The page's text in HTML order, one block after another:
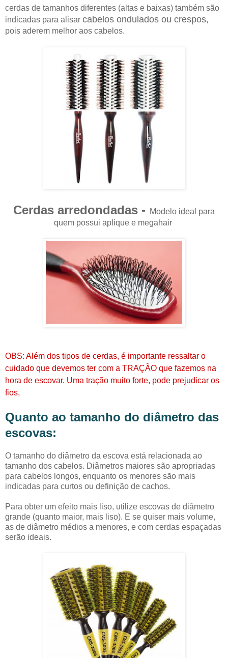
cerdas de tamanhos diferentes (altas e baixas) também são
indicadas para alisar cabelos ondulados ou crespos,
pois aderem melhor aos cabelos.
Cerdas arredondadas - Modelo ideal para
quem possui aplique e megahair
OBS: Além dos tipos de cerdas, é importante ressaltar o
cuidado que devemos ter com a TRAÇÃO que fazemos na
hora de escovar. Uma tração muito forte, pode prejudicar os
fios,
Quanto ao tamanho do diâmetro das
escovas:
O tamanho do diâmetro da escova está relacionada ao
tamanho dos cabelos. Diâmetros maiores são apropriadas
para cabelos longos, enquanto os menores são mais
indicadas para curtos ou definição de cachos.
Para obter um efeito mais liso, utilize escovas de diâmetro
grande (quanto maior, mais liso). E se quiser mais volume,
as de diâmetro médios a menores, e com cerdas espaçadas
serão ideais.